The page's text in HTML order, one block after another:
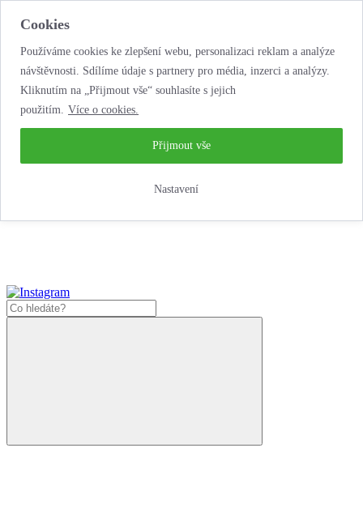
Cookies
Používáme cookies ke zlepšení webu, personalizaci reklam a analýze
návštěvnosti. Sdílíme údaje s partnery pro média, inzerci a analýzy.
Kliknutím na „Přijmout vše“ souhlasíte s jejich
použitím. Více o cookies.
Nastavení
Přijmout vše
...neobyčejná jízda životem!